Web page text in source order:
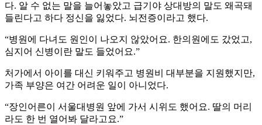
다. 알 수 없는 말을 늘어놓았고 급기야 상대방의 말도 왜곡돼
들린다고 하다 정신을 잃었다. 뇌전증이라고 했다.
“병원에 다녀도 원인이 나오지 않았어요. 한의원에도 갔었고,
심지어 신병이란 말도 들었어요.”
처가에서 아이를 대신 키워주고 병원비 대부분을 지원했지만,
가족 부양은 여간 어려운 일이 아니었다.
“장인어른이 서울대병원 앞에 가서 시위도 했어요. 딸의 머리
라도 한 번 열어봐 달라고요.”